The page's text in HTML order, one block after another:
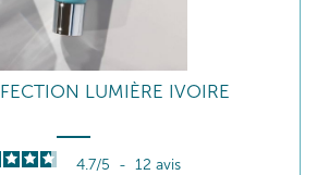
LUMIÈRE IVOIRE
4.7/5 - 12 avis